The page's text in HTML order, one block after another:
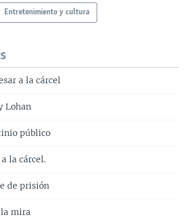
Entretenimiento y cultura
a la cárcel
Lohan
público
la cárcel.
de prisión
mira